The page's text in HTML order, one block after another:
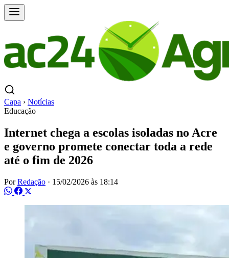
Capa › Notícias
Educação
Internet chega a escolas isoladas no Acre
e governo promete conectar toda a rede
até o fim de 2026
PorRedação · 15/02/2026 às 18:14